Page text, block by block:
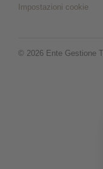
Impostazioni cookie
© 2026 Ente Gestione